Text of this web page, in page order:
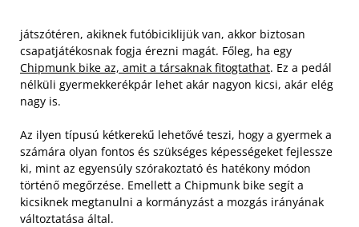
játszótéren, akiknek futóbiciklijük van, akkor biztosan
csapatjátékosnak fogja érezni magát. Főleg, ha egy
Chipmunk bike az, amit a társaknak fitogtathat. Ez a pedál
nélküli gyermekkerékpár lehet akár nagyon kicsi, akár elég
nagy is.
Az ilyen típusú kétkerekű lehetővé teszi, hogy a gyermek a
számára olyan fontos és szükséges képességeket fejlessze
ki, mint az egyensúly szórakoztató és hatékony módon
történő megőrzése. Emellett a Chipmunk bike segít a
kicsiknek megtanulni a kormányzást a mozgás irányának
változtatása által.